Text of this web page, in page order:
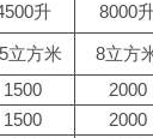
升 8000
立方米 8立方
1500 2000
1500 2000